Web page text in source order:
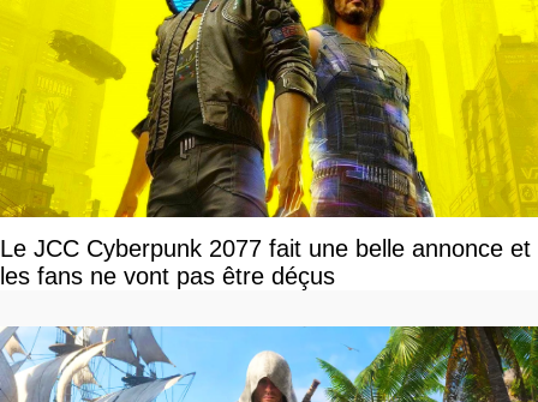
Le JCC Cyberpunk 2077 fait une belle annonce et
les fans ne vont pas être déçus